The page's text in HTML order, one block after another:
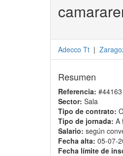
Adecco Tt |
Resumen
Referencia: #44163
Sector: Sala
Tipo de contrato:
Tipo de jornada: A
Salario: según
Fecha alta: 05-07-
Fecha límite de